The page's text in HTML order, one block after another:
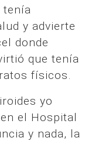
tenía
y advierte
donde
que tenía
físicos.
yo
el Hospital
y nada, la